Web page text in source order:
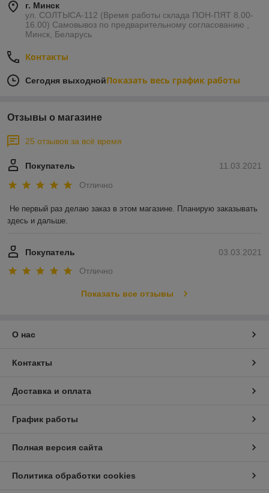
г. Минск
ул. СОЛТЫСА-112 (Время работы склада ПОН-ПЯТ 8.00-
16.00) Самовывоз по предварительному согласованию ,
Минск, Беларусь
Контакты
Сегодня выходнойПоказать весь график работы
Отзывы о магазине
25 отзывов за всё время
11.03.2021
Покупатель
Отлично
Не первый раз делаю заказ в этом магазине. Планирую заказывать
здесь и дальше.
03.03.2021
Покупатель
Отлично
Показать все отзывы
О нас
Контакты
Доставка и оплата
График работы
Полная версия сайта
Политика обработки cookies